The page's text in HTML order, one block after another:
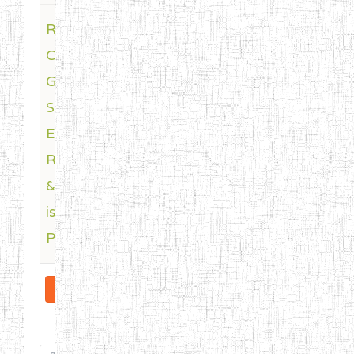
More
Regen
CBD
Gummies
Scam
Exposed
Reviews
& What
is Real
Price
Last Post
by
RegenCBD
3 years 2
months
ago